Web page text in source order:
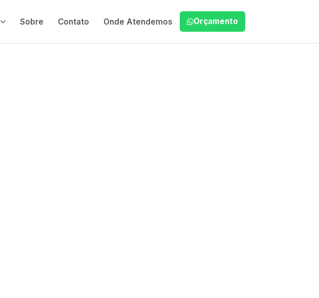
Sobre Contato Onde Atendemos Orçamento